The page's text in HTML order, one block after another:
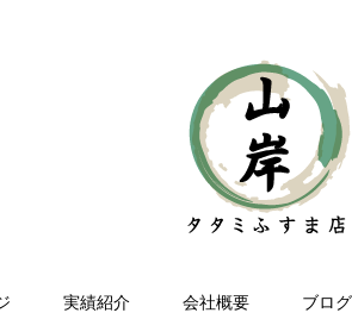
実績紹介 会社概要 ブログ